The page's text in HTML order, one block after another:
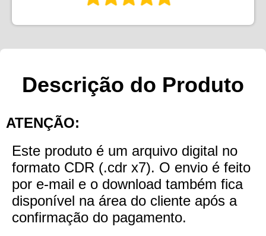
Descrição do Produto
ATENÇÃO:
Este produto é um arquivo digital no
formato CDR (.cdr x7). O envio é feito
por e-mail e o download também fica
disponível na área do cliente após a
confirmação do pagamento.